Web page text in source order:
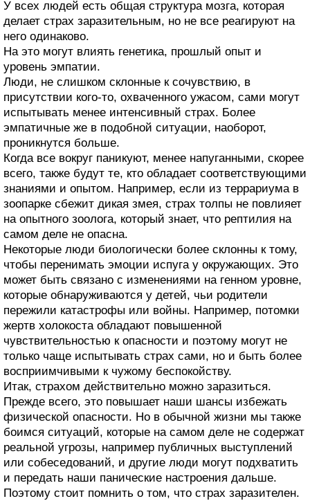
У всех людей есть общая структура мозга, которая
делает страх заразительным, но не все реагируют на
него одинаково.
На это могут влиять генетика, прошлый опыт и
уровень эмпатии.
Люди, не слишком склонные к сочувствию, в
присутствии кого-то, охваченного ужасом, сами могут
испытывать менее интенсивный страх. Более
эмпатичные же в подобной ситуации, наоборот,
проникнутся больше.
Когда все вокруг паникуют, менее напуганными, скорее
всего, также будут те, кто обладает соответствующими
знаниями и опытом. Например, если из террариума в
зоопарке сбежит дикая змея, страх толпы не повлияет
на опытного зоолога, который знает, что рептилия на
самом деле не опасна.
Некоторые люди биологически более склонны к тому,
чтобы перенимать эмоции испуга у окружающих. Это
может быть связано с изменениями на генном уровне,
которые обнаруживаются у детей, чьи родители
пережили катастрофы или войны. Например, потомки
жертв холокоста обладают повышенной
чувствительностью к опасности и поэтому могут не
только чаще испытывать страх сами, но и быть более
восприимчивыми к чужому беспокойству.
Итак, страхом действительно можно заразиться.
Прежде всего, это повышает наши шансы избежать
физической опасности. Но в обычной жизни мы также
боимся ситуаций, которые на самом деле не содержат
реальной угрозы, например публичных выступлений
или собеседований, и другие люди могут подхватить
и передать наши панические настроения дальше.
Поэтому стоит помнить о том, что страх заразителен.